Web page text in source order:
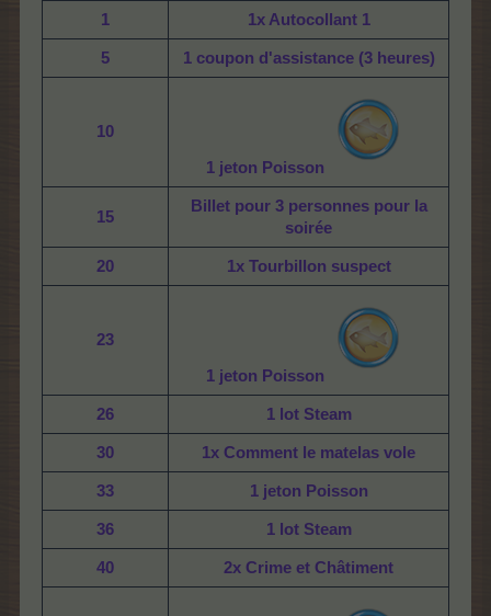
1 1x Autocollant 1
5 1 coupon d'assistance (3 heures)
10
1 jeton Poisson
15
Billet pour 3 personnes pour la
soirée
20 1x Tourbillon suspect
23
1 jeton Poisson
26 1 lot Steam
30 1x Comment le matelas vole
33 1 jeton Poisson
36 1 lot Steam
40 2x Crime et Châtiment